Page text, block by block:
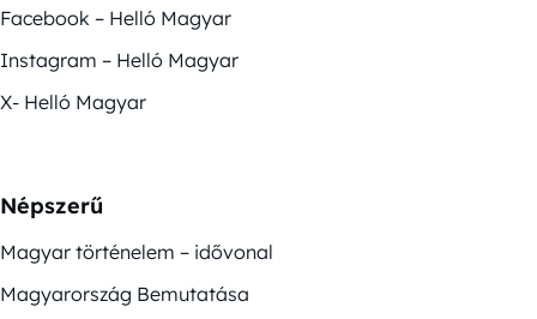
Facebook – Helló Magyar
Instagram – Helló Magyar
X- Helló Magyar
Népszerű
Magyar történelem – idővonal
Magyarország Bemutatása